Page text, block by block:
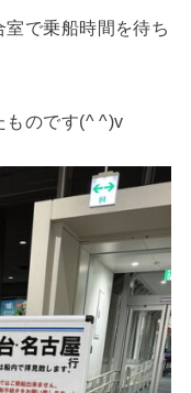
で乗船時間を待ち
ものです(^ ^)v